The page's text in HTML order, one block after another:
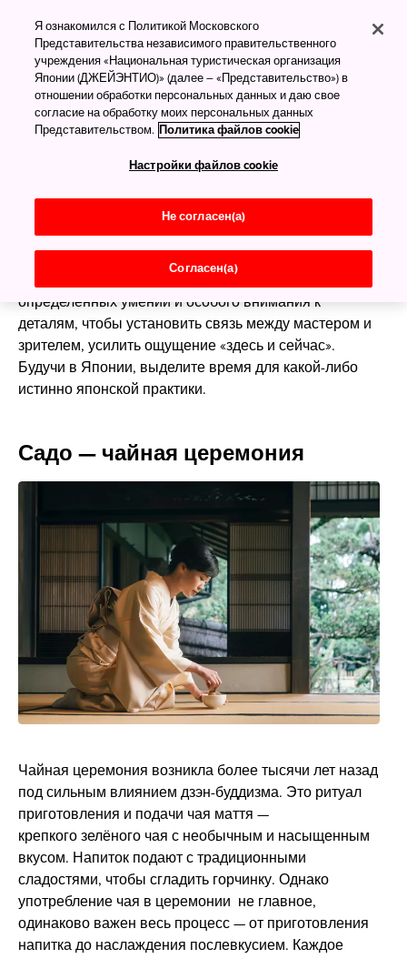
объектам культурного
наследия Японии
Гэйдо — путь искусства и
его воплощения в
цветочной композиции), сёдо (каллиграфия) и бонсай
(выращивание миниатюрных деревьев) — эти
традиционные японские искусства уходят корнями в
глубокую древность. Каждое из них требует
определённых умений и особого внимания к
деталям, чтобы установить связь между мастером и
зрителем, усилить ощущение «здесь и сейчас».
Будучи в Японии, выделите время для какой-либо
истинно японской практики.
Садо — чайная церемония
Чайная церемония возникла более тысячи лет назад
под сильным влиянием дзэн-буддизма. Это ритуал
приготовления и подачи чая маття —
крепкого зелёного чая с необычным и насыщенным
вкусом. Напиток подают с традиционными
сладостями, чтобы сгладить горчинку. Однако
употребление чая в церемонии не главное,
одинаково важен весь процесс — от приготовления
напитка до наслаждения послевкусием. Каждое
Я ознакомился с Политикой Московского
Представительства независимого правительственного
учреждения «Национальная туристическая организация
Японии (ДЖЕЙЭНТИО)» (далее – «Представительство») в
отношении обработки персональных данных и даю свое
согласие на обработку моих персональных данных
Представительством. Политика файлов cookie
Настройки файлов cookie
Не согласен(а)
Согласен(а)